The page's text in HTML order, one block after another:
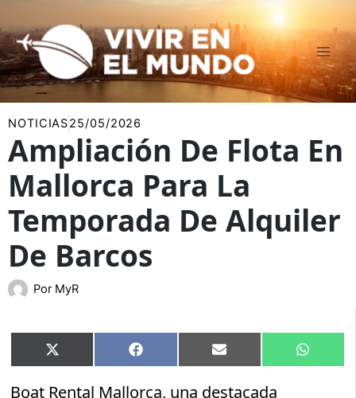
al
contenido
NOTICIAS25/05/2026
Ampliación De Flota En
Mallorca Para La
Temporada De Alquiler
De Barcos
Por MyR
Compartir
en
X
(Twitter)
Compartir
en
Facebook Compartir
en
Email
en
Boat Rental Mallorca, una destacada